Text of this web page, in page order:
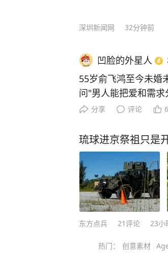
深圳新闻网 32分钟前
凹脸的外星人
55岁俞飞鸿至今未婚
问"男人能把爱和需
出了中国女性最缺的底气！ 主要信源：（央视网
映，55岁的俞飞鸿再次出现在
西装，眼角纹路清楚，
岁、未婚未育的女演
地又一次被看见。 这事儿本身就挺有意思的。 俞飞鸿最让人服
气的地方，不是她长得好看
一种不需要向任何人解释的状态。 在
社会里，一个女人50
把这事儿活成了一道不需要解答
分享 评论 6
琉球进京祭祖只是
东方点兵 21评论 23小
热门： 创意素材